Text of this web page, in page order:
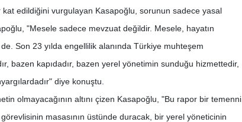
edildiğini vurgulayan Kasapoğlu, sorunun sadece yasal
"Mesele sadece mevzuat değildir. Mesele, hayatın
Son 23 yılda engellilik alanında Türkiye muhteşem
bazen kapıdadır, bazen yerel yönetimin sunduğu hizmettedir,
diye konuştu.
olmayacağının altını çizen Kasapoğlu, "Bu rapor bir temenni
masasının üstünde duracak, bir yerel yöneticinin